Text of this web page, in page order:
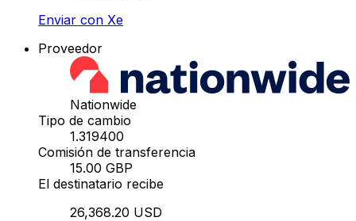
Enviar con Xe
Proveedor
Nationwide
Tipo de cambio
1.319400
Comisión de transferencia
15.00 GBP
El destinatario recibe
26,368.20 USD